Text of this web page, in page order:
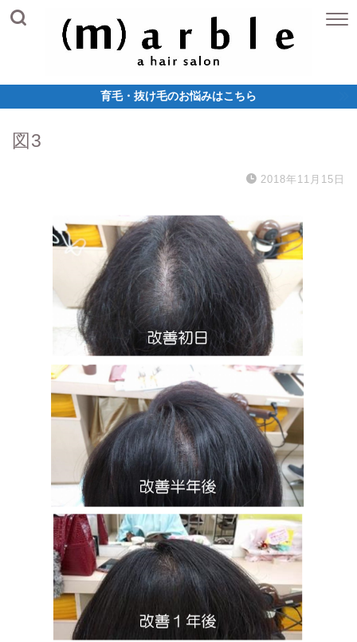
育毛・抜け毛のお悩みはこちら
図3
2018年11月15日